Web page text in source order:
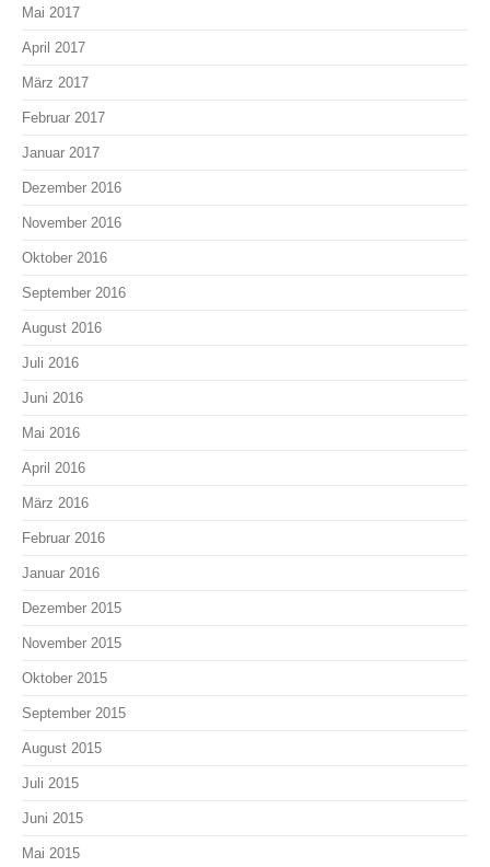
Mai 2017
April 2017
März 2017
Februar 2017
Januar 2017
Dezember 2016
November 2016
Oktober 2016
September 2016
August 2016
Juli 2016
Juni 2016
Mai 2016
April 2016
März 2016
Februar 2016
Januar 2016
Dezember 2015
November 2015
Oktober 2015
September 2015
August 2015
Juli 2015
Juni 2015
Mai 2015